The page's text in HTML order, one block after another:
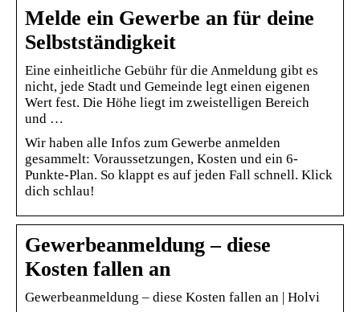
Melde ein Gewerbe an für deine
Selbstständigkeit
Eine einheitliche Gebühr für die Anmeldung gibt es
nicht, jede Stadt und Gemeinde legt einen eigenen
Wert fest. Die Höhe liegt im zweistelligen Bereich
und …
Wir haben alle Infos zum Gewerbe anmelden
gesammelt: Voraussetzungen, Kosten und ein 6-
Punkte-Plan. So klappt es auf jeden Fall schnell. Klick
dich schlau!
Gewerbeanmeldung – diese
Kosten fallen an
Gewerbeanmeldung – diese Kosten fallen an | Holvi